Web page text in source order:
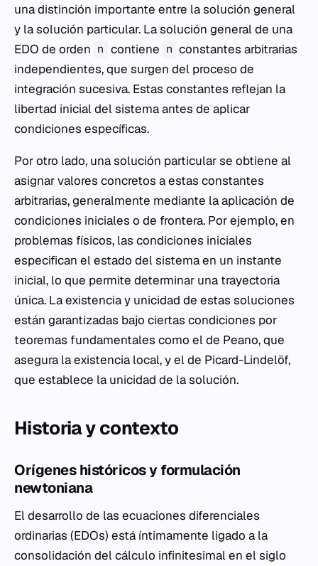
una distinción importante entre la solución general
y la solución particular. La solución general de una
EDO de orden n contiene n constantes arbitrarias
independientes, que surgen del proceso de
integración sucesiva. Estas constantes reflejan la
libertad inicial del sistema antes de aplicar
condiciones específicas.
Por otro lado, una solución particular se obtiene al
asignar valores concretos a estas constantes
arbitrarias, generalmente mediante la aplicación de
condiciones iniciales o de frontera. Por ejemplo, en
problemas físicos, las condiciones iniciales
especifican el estado del sistema en un instante
inicial, lo que permite determinar una trayectoria
única. La existencia y unicidad de estas soluciones
están garantizadas bajo ciertas condiciones por
teoremas fundamentales como el de Peano, que
asegura la existencia local, y el de Picard-Lindelöf,
que establece la unicidad de la solución.
Historia y contexto
Orígenes históricos y formulación
newtoniana
El desarrollo de las ecuaciones diferenciales
ordinarias (EDOs) está íntimamente ligado a la
consolidación del cálculo infinitesimal en el siglo